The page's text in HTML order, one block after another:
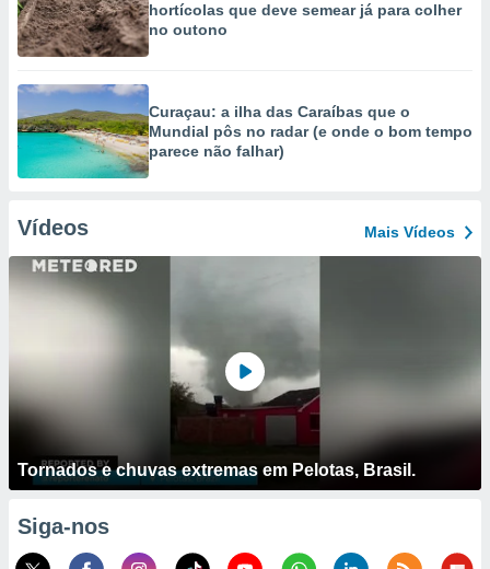
hortícolas que deve semear já para colher
no outono
Curaçau: a ilha das Caraíbas que o
Mundial pôs no radar (e onde o bom tempo
parece não falhar)
Vídeos Mais Vídeos
Tornados e chuvas extremas em Pelotas, Brasil.
Siga-nos